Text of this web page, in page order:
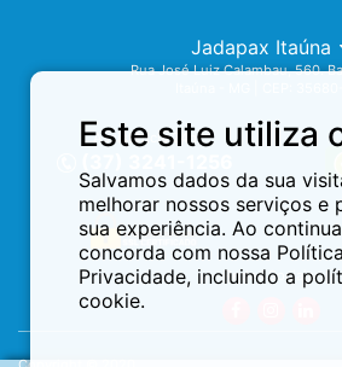
Este site utiliza
Salvamos dados da sua
melhorar nossos serviços e
sua experiência. Ao
concorda com nossa
Privacidade, incluindo a
cookie.
Jadapax Itaúna
Rua José Luiz Calambau, 560.
Assistência 24h
Redes Sociais: